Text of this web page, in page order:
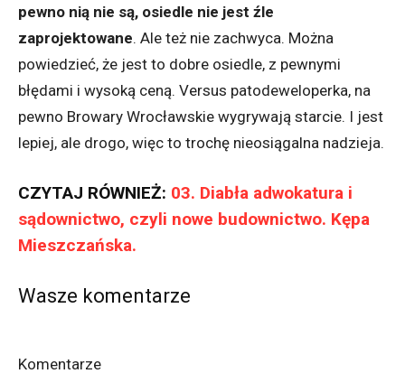
pewno nią nie są, osiedle nie jest źle
zaprojektowane. Ale też nie zachwyca. Można
powiedzieć, że jest to dobre osiedle, z pewnymi
błędami i wysoką ceną. Versus patodeweloperka, na
pewno Browary Wrocławskie wygrywają starcie. I jest
lepiej, ale drogo, więc to trochę nieosiągalna nadzieja.
CZYTAJ RÓWNIEŻ: 03. Diabła adwokatura i
sądownictwo, czyli nowe budownictwo. Kępa
Mieszczańska.
Wasze komentarze
Komentarze